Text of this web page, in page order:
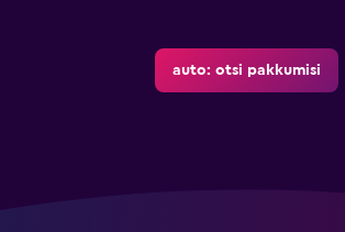
auto: otsi pakkumisi